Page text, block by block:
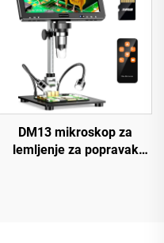
DM13 mikroskop za
lemljenje za popravak